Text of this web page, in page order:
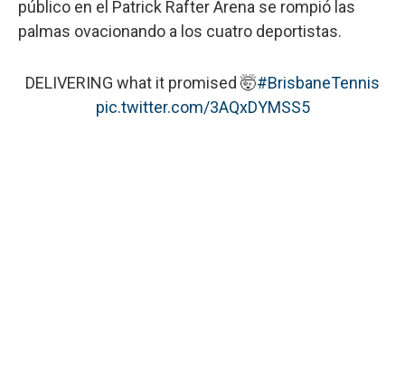
público en el Patrick Rafter Arena se rompió las
palmas ovacionando a los cuatro deportistas.
DELIVERING what it promised 🤯#BrisbaneTennis
pic.twitter.com/3AQxDYMSS5